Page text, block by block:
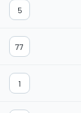
5
77
1